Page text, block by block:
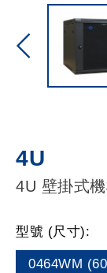
4U
4U 壁掛式
型號 (尺寸):
0464WM